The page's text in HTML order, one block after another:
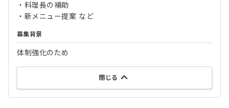
・料理長の補助
・新メニュー提案 など
募集背景
体制強化のため
閉じる